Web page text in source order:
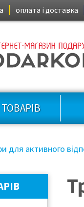
оплата і доставка
для активного